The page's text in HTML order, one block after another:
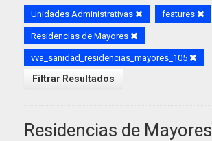
Unidades Administrativas features
Residencias de Mayores
vva_sanidad_residencias_mayores_105
Filtrar Resultados
Residencias de Mayores